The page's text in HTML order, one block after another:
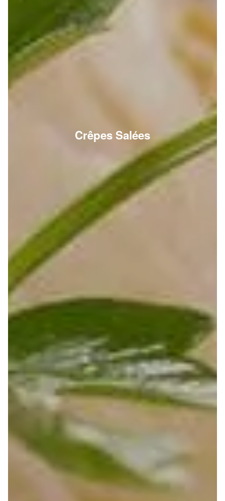
Crêpes Salées